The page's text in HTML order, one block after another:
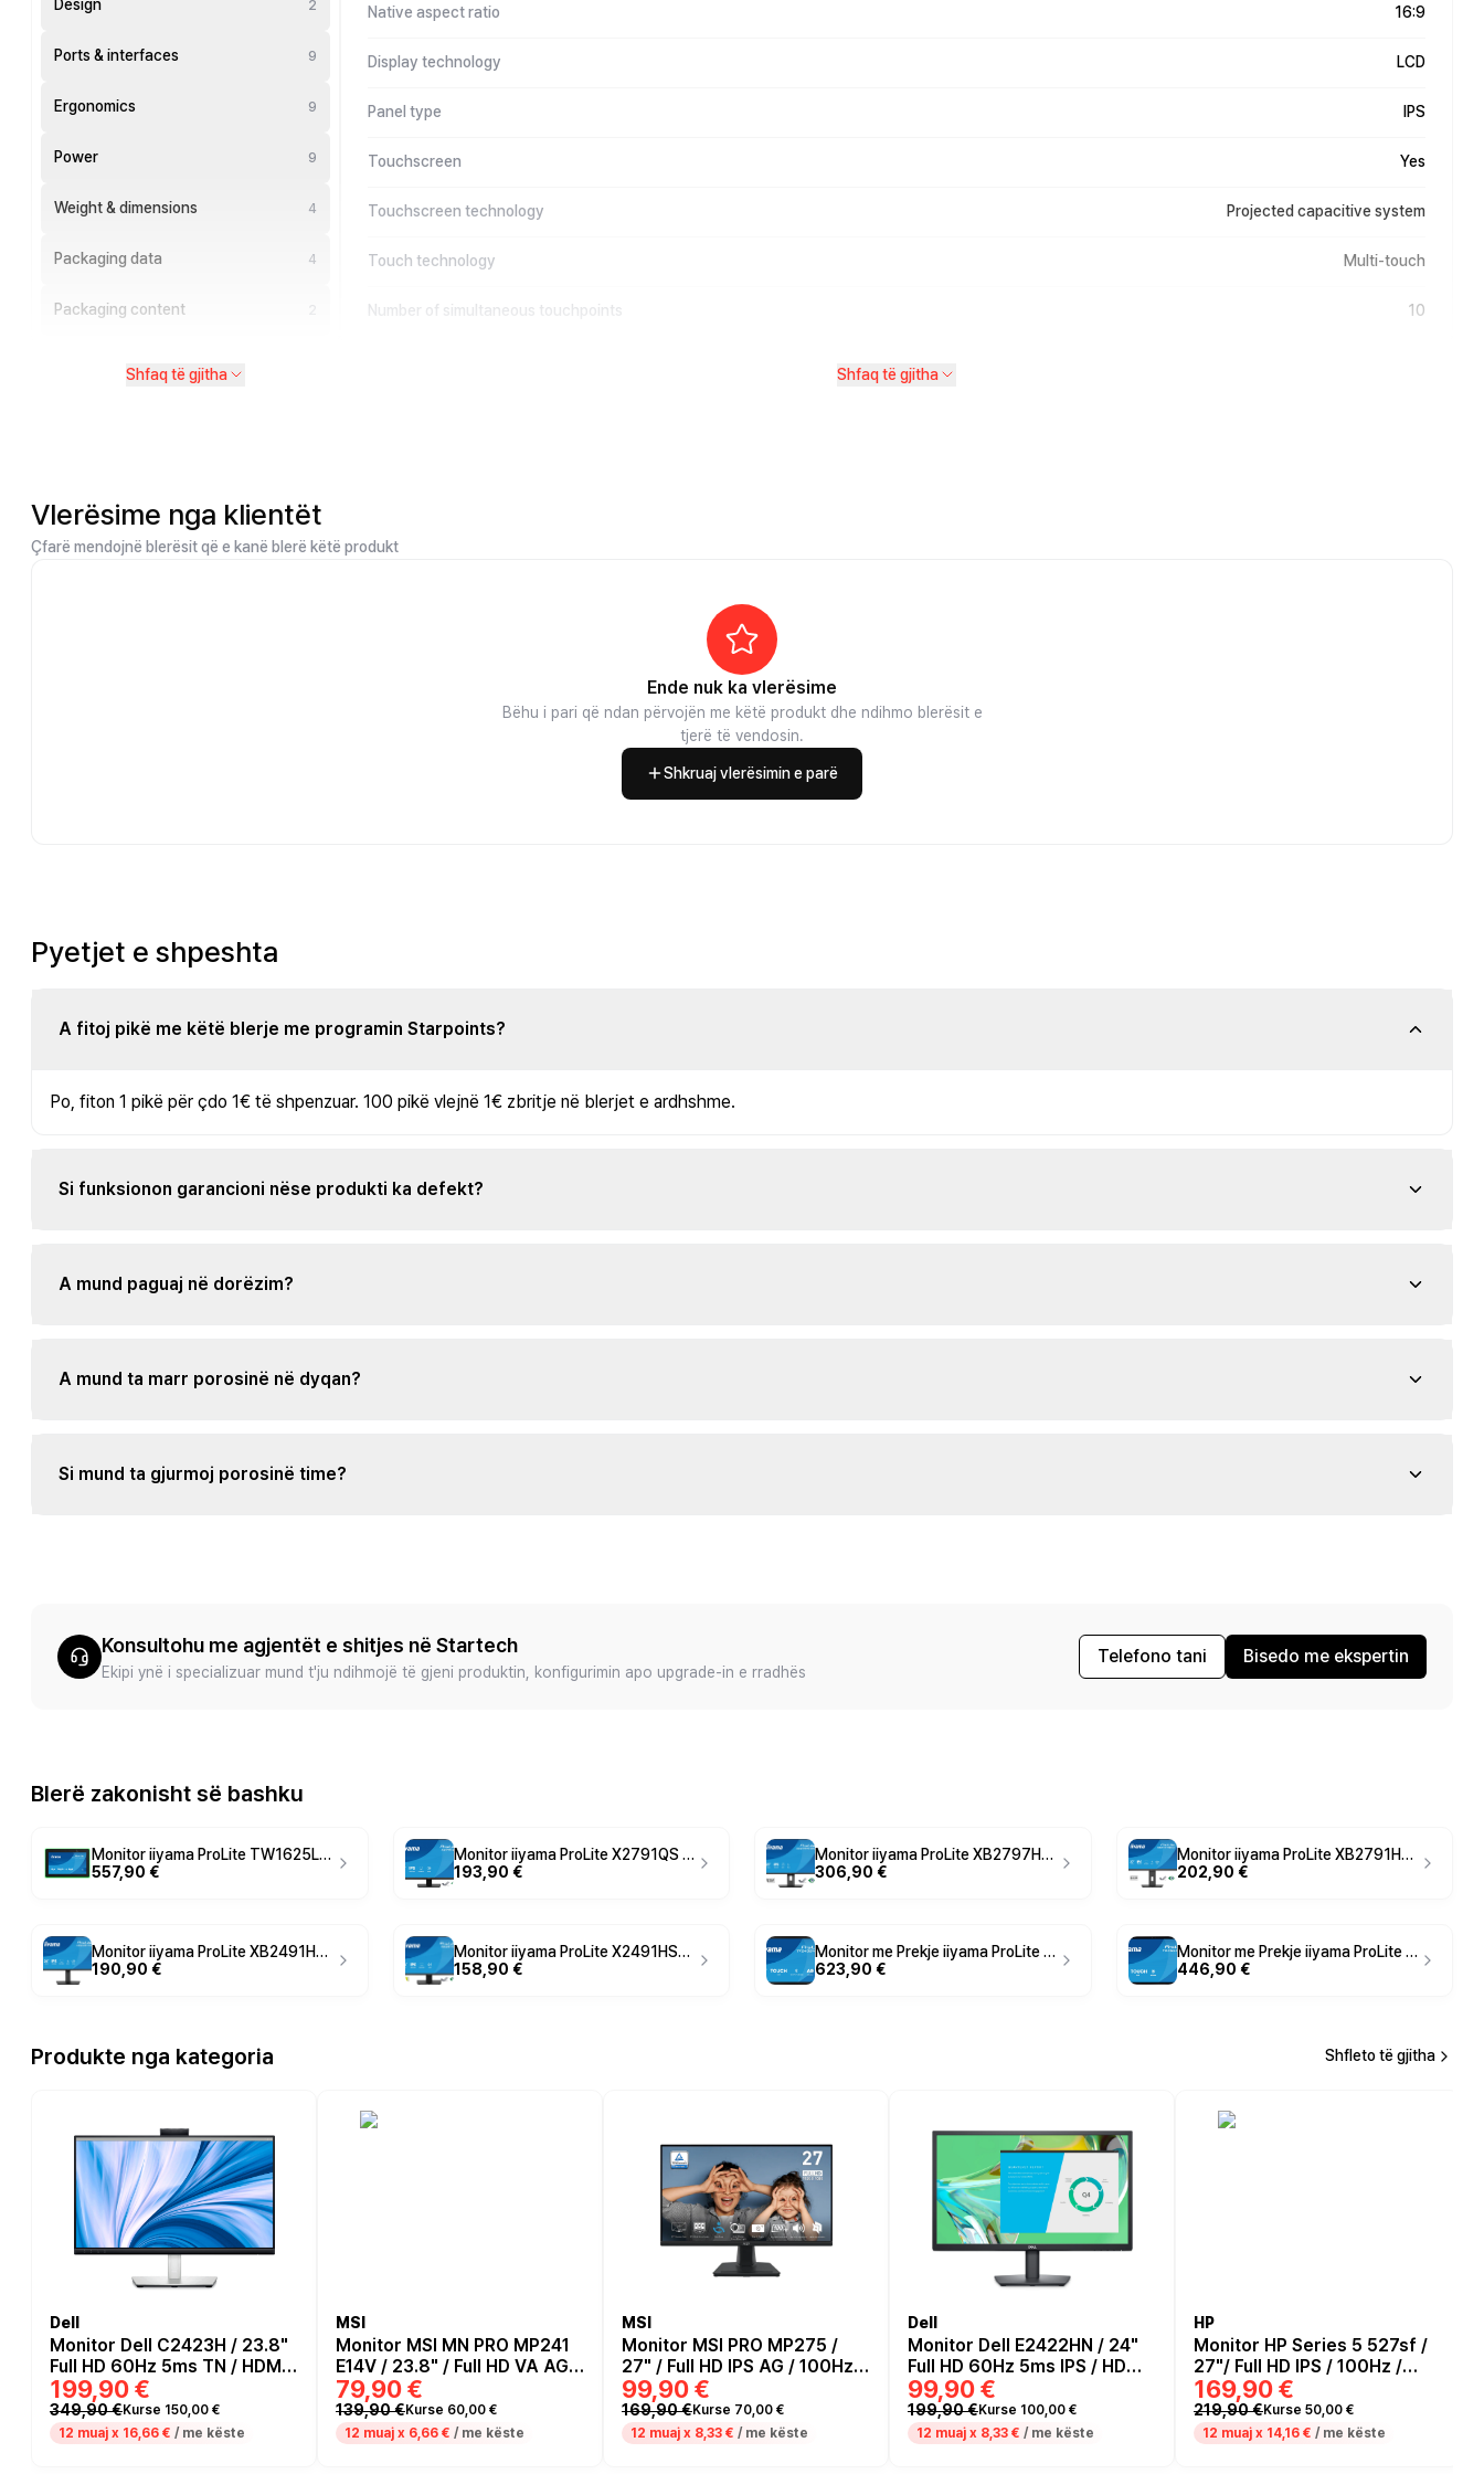
Design 2
Ports & interfaces 9
Ergonomics 9
Power 9
Weight & dimensions 4
Packaging data 4
Packaging content
Shfaq të gjitha
Native aspect ratio 16:9
Display technology LCD
Panel type IPS
Touchscreen Yes
Touchscreen technology Projected capacitive system
Touch technology Multi-touch
Number of simultaneous touchpoints 10
Shfaq të gjitha
Vlerësime nga klientët
Çfarë mendojnë blerësit që e kanë blerë këtë produkt
Ende nuk ka vlerësime
Bëhu i pari që ndan përvojën me këtë produkt dhe ndihmo blerësit e
tjerë të vendosin.
Shkruaj vlerësimin e parë
Pyetjet e shpeshta
A fitoj pikë me këtë blerje me programin Starpoints?
Po, fiton 1 pikë për çdo 1€ të shpenzuar. 100 pikë vlejnë 1€ zbritje në blerjet e ardhshme.
Si funksionon garancioni nëse produkti ka defekt?
A mund paguaj në dorëzim?
A mund ta marr porosinë në dyqan?
Si mund ta gjurmoj porosinë time?
Konsultohu me agjentët e shitjes në Startech
Ekipi ynë i specializuar mund t'ju ndihmojë të gjeni produktin, konfigurimin apo upgrade-in e rradhës
Telefono tani Bisedo me ekspertin
Blerë zakonisht së bashku
Monitor iiyama ProLite TW1625LASC-B3PNR / 15.6" / Full HD Touch IPS / 60Hz / 25ms / HDMI+DisplayPort+USB-C - Zezë
557,90 €
Monitor iiyama ProLite X2791QS / 27" / QHD IPS / 100Hz / 1ms / HDMI+DisplayPort - Zezë
193,90 €
Monitor iiyama ProLite XB2797HSN-B1 / 27" / Full HD IPS / 100Hz / 0.4ms / HDMI+DisplayPort+USB-C - Zezë
306,90 €
Monitor iiyama ProLite XB2791HS-B1 / 27" / Full HD IPS / 100Hz / 0.4ms / HDMI+DisplayPort - Zezë
202,90 €
Monitor iiyama ProLite XB2491HS-B1 / 23.8" / Full HD IPS / 100Hz / 0.4ms / HDMI+DisplayPort - Zezë
190,90 €
Monitor iiyama ProLite X2491HS-B1 / 23.8" / Full HD IPS / 100Hz / 0.4ms / HDMI+DisplayPort - Zezë
158,90 €
Monitor me Prekje iiyama ProLite TF2438MSC-B2 / 23.8" / Full HD IPS Touch / 120Hz / 5ms / HDMI+DisplayPort - Zezë
623,90 €
Monitor me Prekje iiyama ProLite T2455MSC-B2 / 23.8" / Full HD IPS Touch / 120Hz / 5ms / HDMI+DisplayPort - Zezë
446,90 €
Produkte nga kategoria Shfleto të gjitha
Dell
Monitor Dell C2423H / 23.8"
Full HD 60Hz 5ms TN / HDMI,
DP / Video Conferencing /
Microphone/camera - e zezë
/ Hiri
199,90 €
349,90 €Kurse 150,00 €
12 muaj x 16,66 € / me këste
MSI
Monitor MSI MN PRO MP241
E14V / 23.8" / Full HD VA AG /
144Hz / 1ms / HDMI+DP -
Zezë
79,90 €
139,90 €Kurse 60,00 €
12 muaj x 6,66 € / me këste
MSI
Monitor MSI PRO MP275 /
27" / Full HD IPS AG / 100Hz /
1ms / HDMI+VGA - Zezë
99,90 €
169,90 €Kurse 70,00 €
12 muaj x 8,33 € / me këste
Dell
Monitor Dell E2422HN / 24"
Full HD 60Hz 5ms IPS / HDMI,
VGA - e zezë
99,90 €
199,90 €Kurse 100,00 €
12 muaj x 8,33 € / me këste
HP
Monitor HP Series 5 527sf /
27"/ Full HD IPS / 100Hz /
5ms / HDMI+VGA -
Zezë/Argjendi
169,90 €
219,90 €Kurse 50,00 €
12 muaj x 14,16 € / me këste